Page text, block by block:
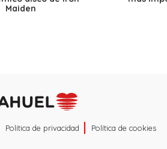
Maiden
Política de privacidad Política de cookies